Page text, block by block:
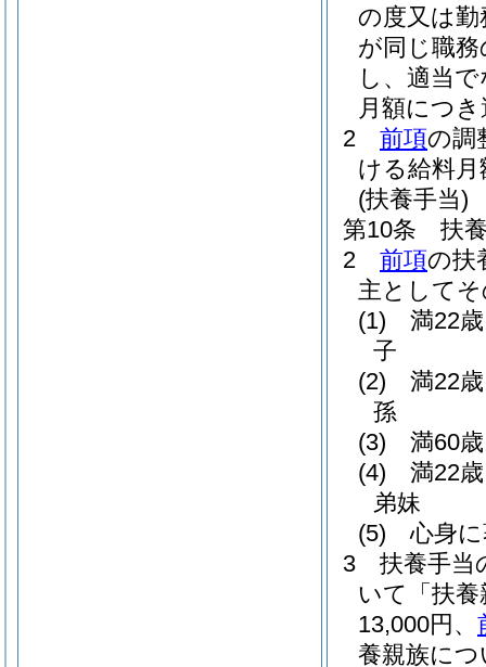
の度又は勤
が同じ職
し、適当
月額につ
2
前項の調
ける給料
(扶養手当)
第10条
扶
2
前項の扶
主として
(1)
満22
子
(2)
満22
孫
(3)
満60
(4)
満22
弟妹
(5)
心身
3
扶養手当
いて「扶
13,000円、
養親族に